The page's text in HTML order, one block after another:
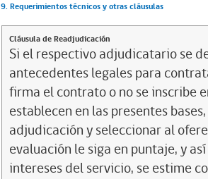
9. Requerimientos técnicos y otras cláusulas
Cláusula de Readjudicación
Si el respectivo adjudicatario se
antecedentes legales para
firma el contrato o no se inscribe
establecen en las presentes
adjudicación y seleccionar al
evaluación le siga en puntaje, y
intereses del servicio, se estime